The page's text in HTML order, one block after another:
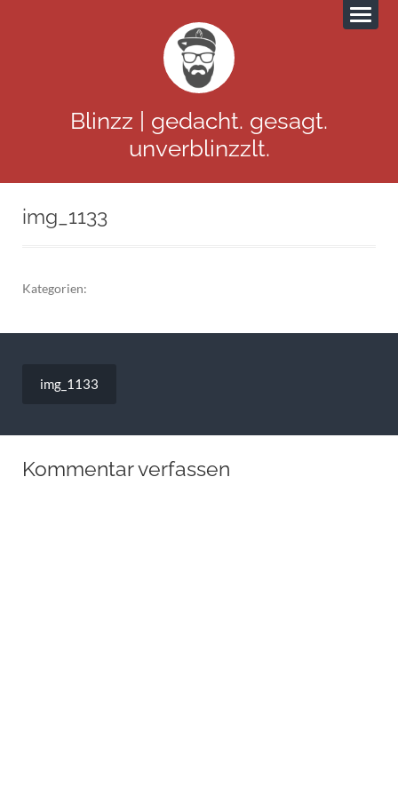
Blinzz | gedacht. gesagt.
unverblinzzlt.
img_1133
Kategorien:
img_1133
Kommentar verfassen